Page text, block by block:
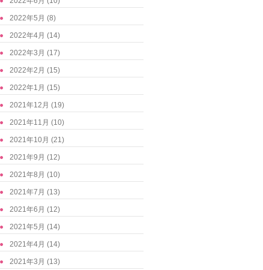
2022年5月 (8)
2022年4月 (14)
2022年3月 (17)
2022年2月 (15)
2022年1月 (15)
2021年12月 (19)
2021年11月 (10)
2021年10月 (21)
2021年9月 (12)
2021年8月 (10)
2021年7月 (13)
2021年6月 (12)
2021年5月 (14)
2021年4月 (14)
2021年3月 (13)